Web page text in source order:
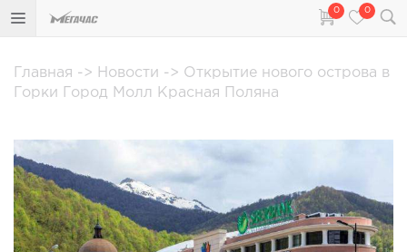
0 0
Главная -> Новости -> Открытие нового острова в
Горки Город Молл Красная Поляна